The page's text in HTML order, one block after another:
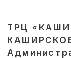
ТРЦ